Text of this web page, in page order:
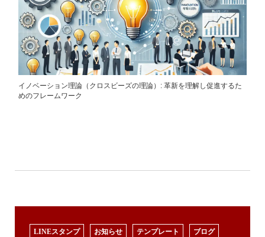
イノベーション理論（クロスビーズの理論）: 革新を理解し促進するた
めのフレームワーク
LINEスタンプ お知らせ テンプレート ブログ